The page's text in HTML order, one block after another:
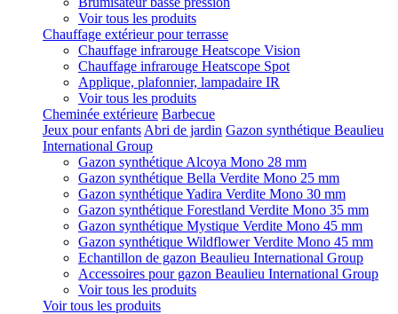
Voir tous les produits
Chauffage extérieur pour terrasse
Chauffage infrarouge Heatscope Vision
Chauffage infrarouge Heatscope Spot
Applique, plafonnier, lampadaire IR
Voir tous les produits
Cheminée extérieure Barbecue
Jeux pour enfants Abri de jardin Gazon synthétique Beaulieu
International Group
Gazon synthétique Alcoya Mono 28 mm
Gazon synthétique Bella Verdite Mono 25 mm
Gazon synthétique Yadira Verdite Mono 30 mm
Gazon synthétique Forestland Verdite Mono 35 mm
Gazon synthétique Mystique Verdite Mono 45 mm
Gazon synthétique Wildflower Verdite Mono 45 mm
Echantillon de gazon Beaulieu International Group
Accessoires pour gazon Beaulieu International Group
Voir tous les produits
Voir tous les produits